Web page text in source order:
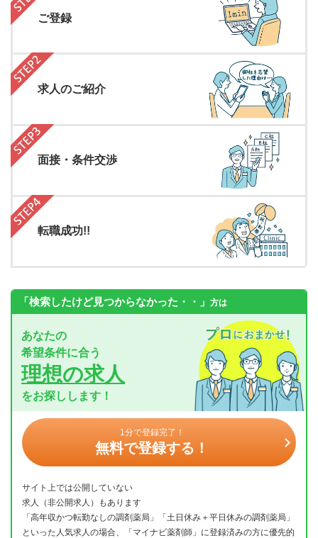
ご登録
求人のご紹介
面接・条件交渉
転職成功!!
「検索したけど見つからなかった・・」 方は
あなたの
希望条件に合う
理想の求人
をお探しします！
1分で登録完了！
無料で登録する！
サイト上では公開していない
求人（非公開求人）もあります
「高年収かつ転勤なしの調剤薬局」「土日休み＋平日休みの調剤薬局」
といった人気求人の場合、「マイナビ薬剤師」に登録済みの方に優先的